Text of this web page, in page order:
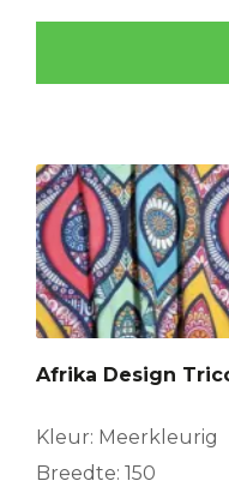
Afrika Design
Kleur: Meerkleurig
Breedte: 150